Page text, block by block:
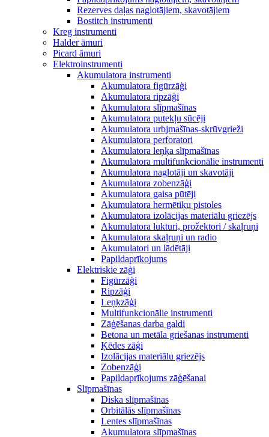
Rezerves daļas naglotājiem, skavotājiem
Bostitch instrumenti
Kreg instrumenti
Halder āmuri
Picard āmuri
Elektroinstrumenti
Akumulatora instrumenti
Akumulatora figūrzāģi
Akumulatora ripzāģi
Akumulatora slīpmašīnas
Akumulatora putekļu sūcēji
Akumulatora urbjmašīnas-skrūvgrieži
Akumulatora perforatori
Akumulatora leņķa slīpmašīnas
Akumulatora multifunkcionālie instrumenti
Akumulatora naglotāji un skavotāji
Akumulatora zobenzāģi
Akumulatora gaisa pūtēji
Akumulatora hermētiķu pistoles
Akumulatora izolācijas materiālu griezējs
Akumulatora lukturi, prožektori / skaļruņi
Akumulatora skaļruņi un radio
Akumulatori un lādētāji
Papildaprīkojums
Elektriskie zāģi
Figūrzāģi
Ripzāģi
Leņķzāģi
Multifunkcionālie instrumenti
Zāģēšanas darba galdi
Betona un metāla griešanas instrumenti
Ķēdes zāģi
Izolācijas materiālu griezējs
Zobenzāģi
Papildaprīkojums zāģēšanai
Slīpmašīnas
Diska slīpmašīnas
Orbitālās slīpmašīnas
Lentes slīpmašīnas
Akumulatora slīpmašīnas